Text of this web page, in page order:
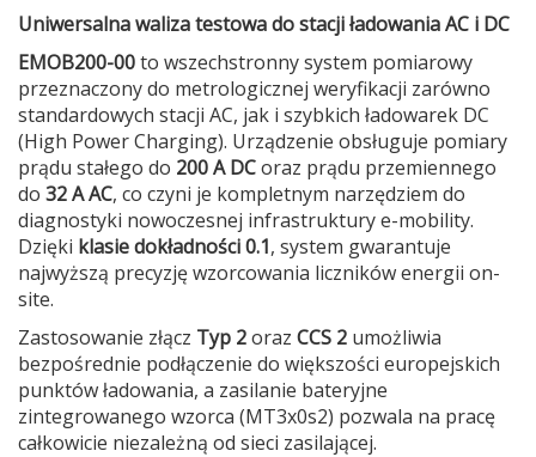
Uniwersalna waliza testowa do stacji ładowania AC i DC
EMOB200-00to wszechstronny system pomiarowy
przeznaczony do metrologicznej weryfikacji zarówno
standardowych stacji AC, jak i szybkich ładowarek DC
(High Power Charging). Urządzenie obsługuje pomiary
prądu stałego do 200 A DCoraz prądu przemiennego
do 32 A AC, co czyni je kompletnym narzędziem do
diagnostyki nowoczesnej infrastruktury e-mobility.
Dzięki klasie dokładności 0.1, system gwarantuje
najwyższą precyzję wzorcowania liczników energii on-
site.
Zastosowanie złącz Typ 2oraz CCS 2 umożliwia
bezpośrednie podłączenie do większości europejskich
punktów ładowania, a zasilanie bateryjne
zintegrowanego wzorca (MT3x0s2) pozwala na pracę
całkowicie niezależną od sieci zasilającej.